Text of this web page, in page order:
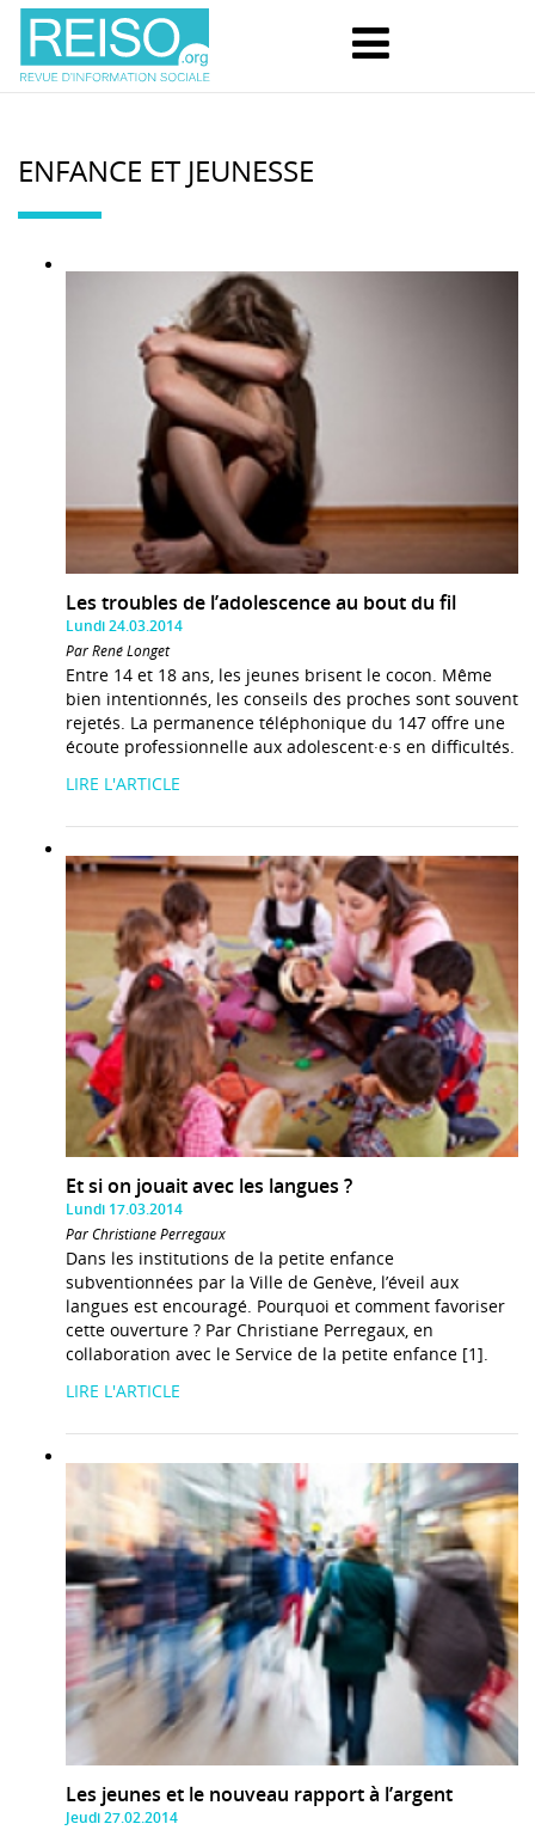
ENFANCE ET JEUNESSE
Les troubles de l’adolescence au bout du fil
Lundi 24.03.2014
Par René Longet
Entre 14 et 18 ans, les jeunes brisent le cocon. Même
bien intentionnés, les conseils des proches sont souvent
rejetés. La permanence téléphonique du 147 offre une
écoute professionnelle aux adolescent·e·s en difficultés.
LIRE L'ARTICLE
Et si on jouait avec les langues ?
Lundi 17.03.2014
Par Christiane Perregaux
Dans les institutions de la petite enfance
subventionnées par la Ville de Genève, l’éveil aux
langues est encouragé. Pourquoi et comment favoriser
cette ouverture ? Par Christiane Perregaux, en
collaboration avec le Service de la petite enfance [1].
LIRE L'ARTICLE
Les jeunes et le nouveau rapport à l’argent
Jeudi 27.02.2014